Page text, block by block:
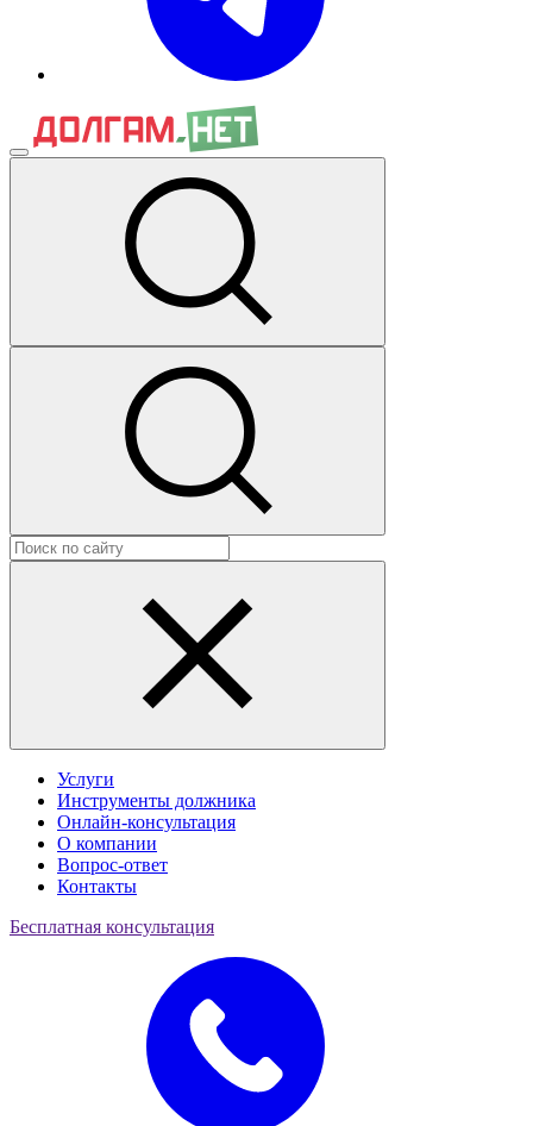
Услуги
Инструменты должника
Онлайн-консультация
О компании
Вопрос-ответ
Контакты
Бесплатная консультация